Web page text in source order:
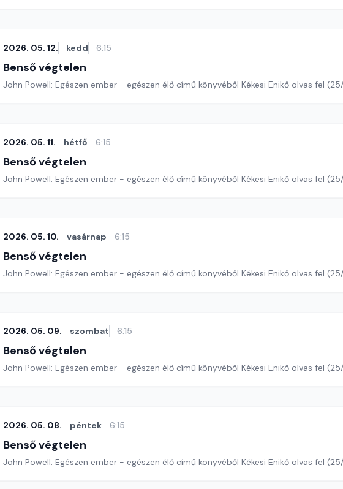
2026. 05. 12. kedd 6:15
Benső végtelen
John Powell: Egészen ember - egészen élő című könyvéből Kékesi Enikő olvas fel
2026. 05. 11. hétfő 6:15
Benső végtelen
John Powell: Egészen ember - egészen élő című könyvéből Kékesi Enikő olvas fel
2026. 05. 10. vasárnap 6:15
Benső végtelen
John Powell: Egészen ember - egészen élő című könyvéből Kékesi Enikő olvas fel
2026. 05. 09. szombat 6:15
Benső végtelen
John Powell: Egészen ember - egészen élő című könyvéből Kékesi Enikő olvas fel
2026. 05. 08. péntek 6:15
Benső végtelen
John Powell: Egészen ember - egészen élő című könyvéből Kékesi Enikő olvas fel (25/